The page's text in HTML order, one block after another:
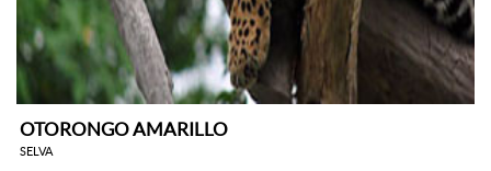
OTORONGO AMARILLO
SELVA